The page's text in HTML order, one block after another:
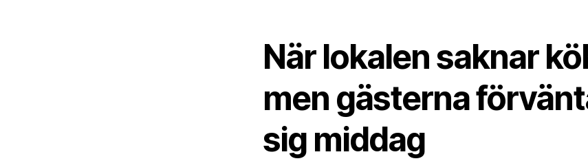
När lokalen saknar
men gästerna
sig middag